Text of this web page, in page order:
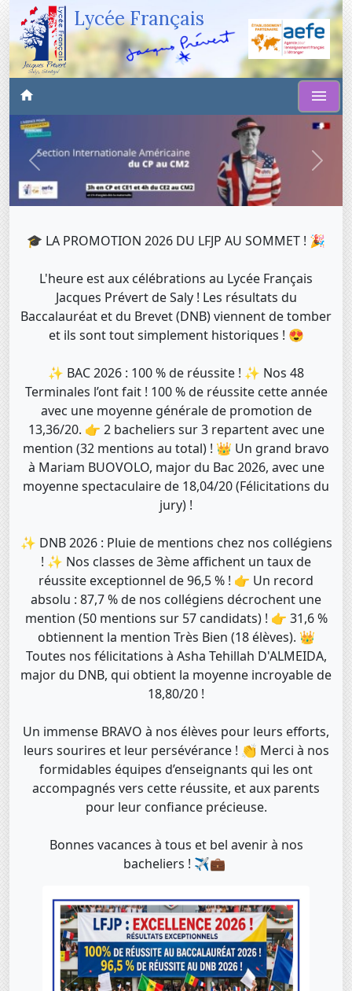
Lycée Français
Précédent
🎓 LA PROMOTION 2026 DU LFJP AU SOMMET ! 🎉
L'heure est aux célébrations au Lycée Français
Jacques Prévert de Saly ! Les résultats du
Baccalauréat et du Brevet (DNB) viennent de tomber
et ils sont tout simplement historiques ! 😍
✨ BAC 2026 : 100 % de réussite ! ✨ Nos 48
Terminales l’ont fait ! 100 % de réussite cette année
avec une moyenne générale de promotion de
13,36/20. 👉 2 bacheliers sur 3 repartent avec une
mention (32 mentions au total) ! 👑 Un grand bravo
à Mariam BUOVOLO, major du Bac 2026, avec une
moyenne spectaculaire de 18,04/20 (Félicitations du
jury) !
✨ DNB 2026 : Pluie de mentions chez nos collégiens
! ✨ Nos classes de 3ème affichent un taux de
réussite exceptionnel de 96,5 % ! 👉 Un record
absolu : 87,7 % de nos collégiens décrochent une
mention (50 mentions sur 57 candidats) ! 👉 31,6 %
obtiennent la mention Très Bien (18 élèves). 👑
Toutes nos félicitations à Asha Tehillah D'ALMEIDA,
major du DNB, qui obtient la moyenne incroyable de
18,80/20 !
Un immense BRAVO à nos élèves pour leurs efforts,
leurs sourires et leur persévérance ! 👏 Merci à nos
formidables équipes d’enseignants qui les ont
accompagnés vers cette réussite, et aux parents
pour leur confiance précieuse.
Bonnes vacances à tous et bel avenir à nos
bacheliers ! ✈️💼